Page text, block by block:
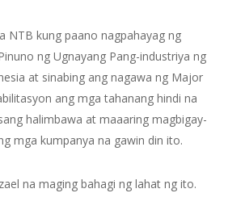
NTB kung paano nagpahayag ng
ng Ugnayang Pang-industriya ng
at sinabing ang nagawa ng Major
ang mga tahanang hindi na
halimbawa at maaaring magbigay-
mga kumpanya na gawin din ito.
na maging bahagi ng lahat ng ito.